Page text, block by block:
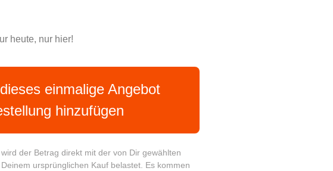
heute, nur hier!
einmalige Angebot
hinzufügen
der Betrag direkt mit der von Dir gewählten
ursprünglichen Kauf belastet. Es kommen